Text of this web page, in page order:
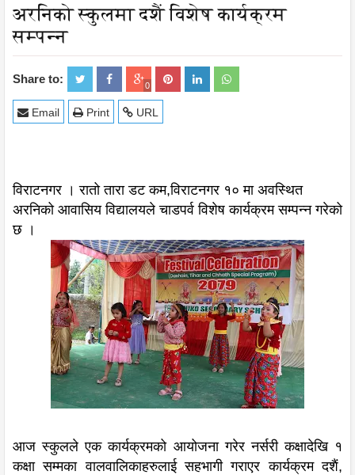
अरनिको स्कुलमा दशैं विशेष कार्यक्रम
सम्पन्न
Share to: 0
URL
Print
Email
विराटनगर । रातो तारा डट कम,विराटनगर १० मा अवस्थित
अरनिको आवासिय विद्यालयले चाडपर्व विशेष कार्यक्रम सम्पन्न गरेको
छ ।
आज स्कुलले एक कार्यक्रमको आयोजना गरेर नर्सरी कक्षादेखि १
कक्षा सम्मका वालवालिकाहरुलाई सहभागी गराएर कार्यक्रम दशैं,